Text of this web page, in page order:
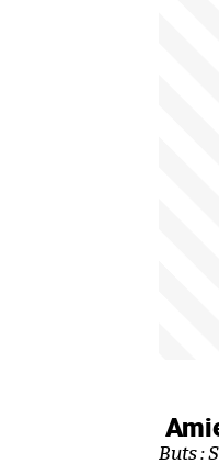
Buts :